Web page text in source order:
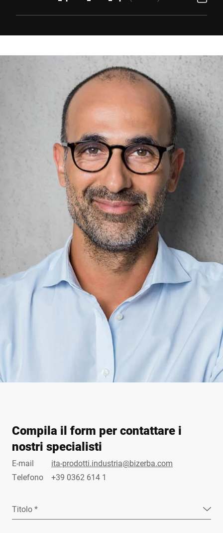
Compila il form per contattare i
nostri specialisti
E-mail
ita-prodotti.industria@bizerba.com
Telefono
+39 0362 614 1
Titolo *